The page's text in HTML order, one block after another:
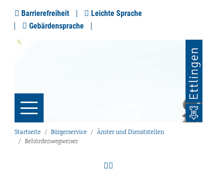
Barrierefreiheit
Leichte Sprache
Gebärdensprache
Startseite Bürgerservice
Ämter und Dienststellen
Behördenwegweiser